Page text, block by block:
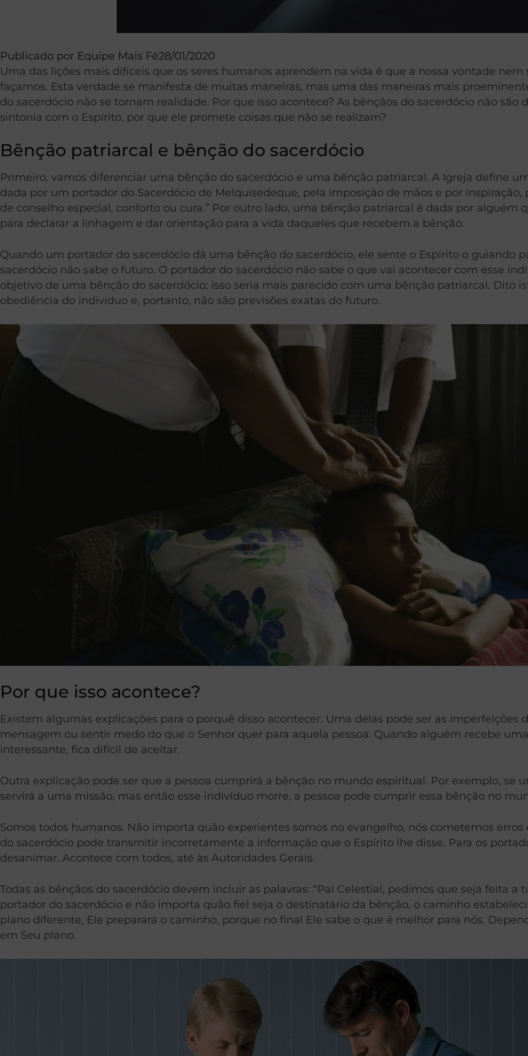
Publicado por Equipe Mais Fé28/01/2020
Uma das lições mais difíceis que os seres humanos aprendem na vida é que a nossa vontade
façamos. Esta verdade se manifesta de muitas maneiras, mas uma das maneiras mais
do sacerdócio não se tornam realidade. Por que isso acontece? As bênçãos do sacerdócio não são
sintonia com o Espírito, por que ele promete coisas que não se realizam?
Bênção patriarcal e bênção do sacerdócio
Primeiro, vamos diferenciar uma bênção do sacerdócio e uma bênção patriarcal. A Igreja define
dada por um portador do Sacerdócio de Melquisedeque, pela imposição de mãos e por
de conselho especial, conforto ou cura.” Por outro lado, uma bênção patriarcal é dada por
para declarar a linhagem e dar orientação para a vida daqueles que recebem a bênção.
Quando um portador do sacerdócio dá uma bênção do sacerdócio, ele sente o Espírito o guiando
sacerdócio não sabe o futuro. O portador do sacerdócio não sabe o que vai acontecer com esse
objetivo de uma bênção do sacerdócio; isso seria mais parecido com uma bênção patriarcal. Dito
obediência do indivíduo e, portanto, não são previsões exatas do futuro.
Por que isso acontece?
Existem algumas explicações para o porquê disso acontecer. Uma delas pode ser as imperfeições
mensagem ou sentir medo do que o Senhor quer para aquela pessoa. Quando alguém recebe
interessante, fica difícil de aceitar.
Outra explicação pode ser que a pessoa cumprirá a bênção no mundo espiritual. Por exemplo, se
servirá a uma missão, mas então esse indivíduo morre, a pessoa pode cumprir essa bênção no
Somos todos humanos. Não importa quão experientes somos no evangelho, nós cometemos
do sacerdócio pode transmitir incorretamente a informação que o Espírito lhe disse. Para os
desanimar. Acontece com todos, até às Autoridades Gerais.
Todas as bênçãos do sacerdócio devem incluir as palavras: “Pai Celestial, pedimos que seja feita
portador do sacerdócio e não importa quão fiel seja o destinatário da bênção, o caminho
plano diferente, Ele preparará o caminho, porque no final Ele sabe o que é melhor para nós.
em Seu plano.